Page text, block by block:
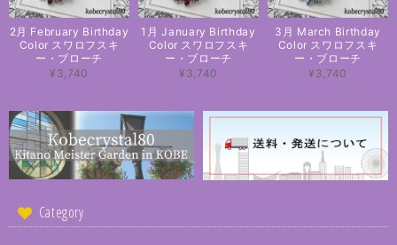
2月 February Birthday
Color スワロフスキ
ー・ブローチ
¥3,740
1月 January Birthday
Color スワロフスキ
ー・ブローチ
¥3,740
3月 March Birthday
Color スワロフスキ
ー・ブローチ
¥3,740
Category